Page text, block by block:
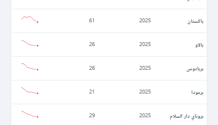
باكستان 2025
61
بالاو 2025
26
بربادوس 2025
26
برمودا 2025
21
بروناي دار السلام 2025
29